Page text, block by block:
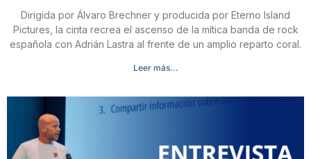
Dirigida por Álvaro Brechner y producida por Eterno Island
Pictures, la cinta recrea el ascenso de la mítica banda de rock
española con Adrián Lastra al frente de un amplio reparto coral.
Leer más...